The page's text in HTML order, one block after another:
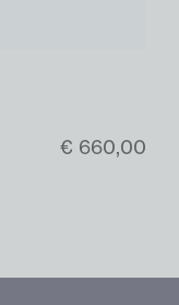
€ 660,00